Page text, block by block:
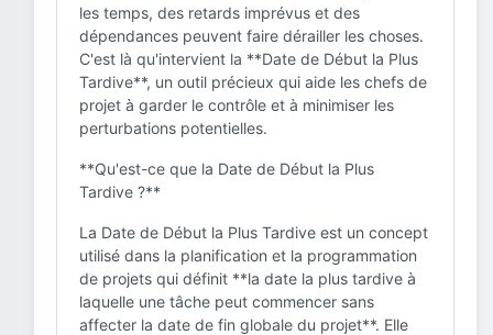
les temps, des retards imprévus et des
dépendances peuvent faire dérailler les choses.
C'est là qu'intervient la **Date de Début la Plus
Tardive**, un outil précieux qui aide les chefs de
projet à garder le contrôle et à minimiser les
perturbations potentielles.
**Qu'est-ce que la Date de Début la Plus
Tardive ?**
La Date de Début la Plus Tardive est un concept
utilisé dans la planification et la programmation
de projets qui définit **la date la plus tardive à
laquelle une tâche peut commencer sans
affecter la date de fin globale du projet**. Elle